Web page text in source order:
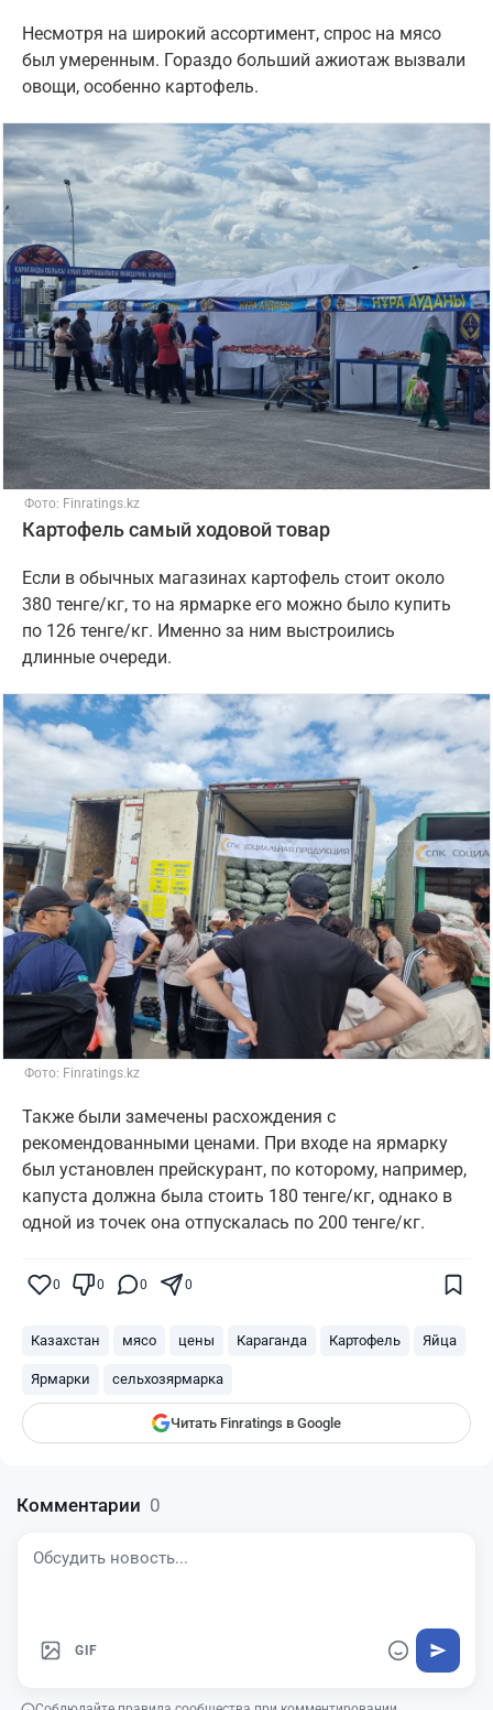
Несмотря на широкий ассортимент, спрос на мясо
был умеренным. Гораздо больший ажиотаж вызвали
овощи, особенно картофель.
Фото: Finratings.kz
Картофель самый ходовой товар
Если в обычных магазинах картофель стоит около
380 тенге/кг, то на ярмарке его можно было купить
по 126 тенге/кг. Именно за ним выстроились
длинные очереди.
Фото: Finratings.kz
Также были замечены расхождения с
рекомендованными ценами. При входе на ярмарку
был установлен прейскурант, по которому, например,
капуста должна была стоить 180 тенге/кг, однако в
одной из точек она отпускалась по 200 тенге/кг.
0 0 0 0
Казахстан мясо цены Караганда Картофель Яйца
Ярмарки сельхозярмарка
Читать Finratings в Google
Поставьте галочку рядом с
Finratings
Комментарии 0
GIF